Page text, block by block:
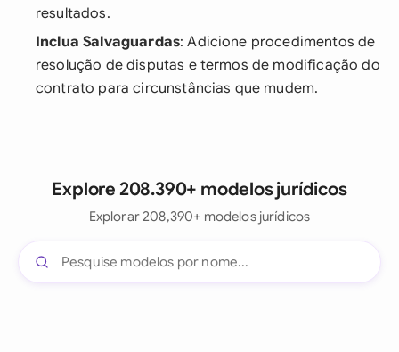
resultados.
Inclua Salvaguardas: Adicione procedimentos de
resolução de disputas e termos de modificação do
contrato para circunstâncias que mudem.
Explore 208.390+ modelos jurídicos
Explorar 208,390+ modelos jurídicos